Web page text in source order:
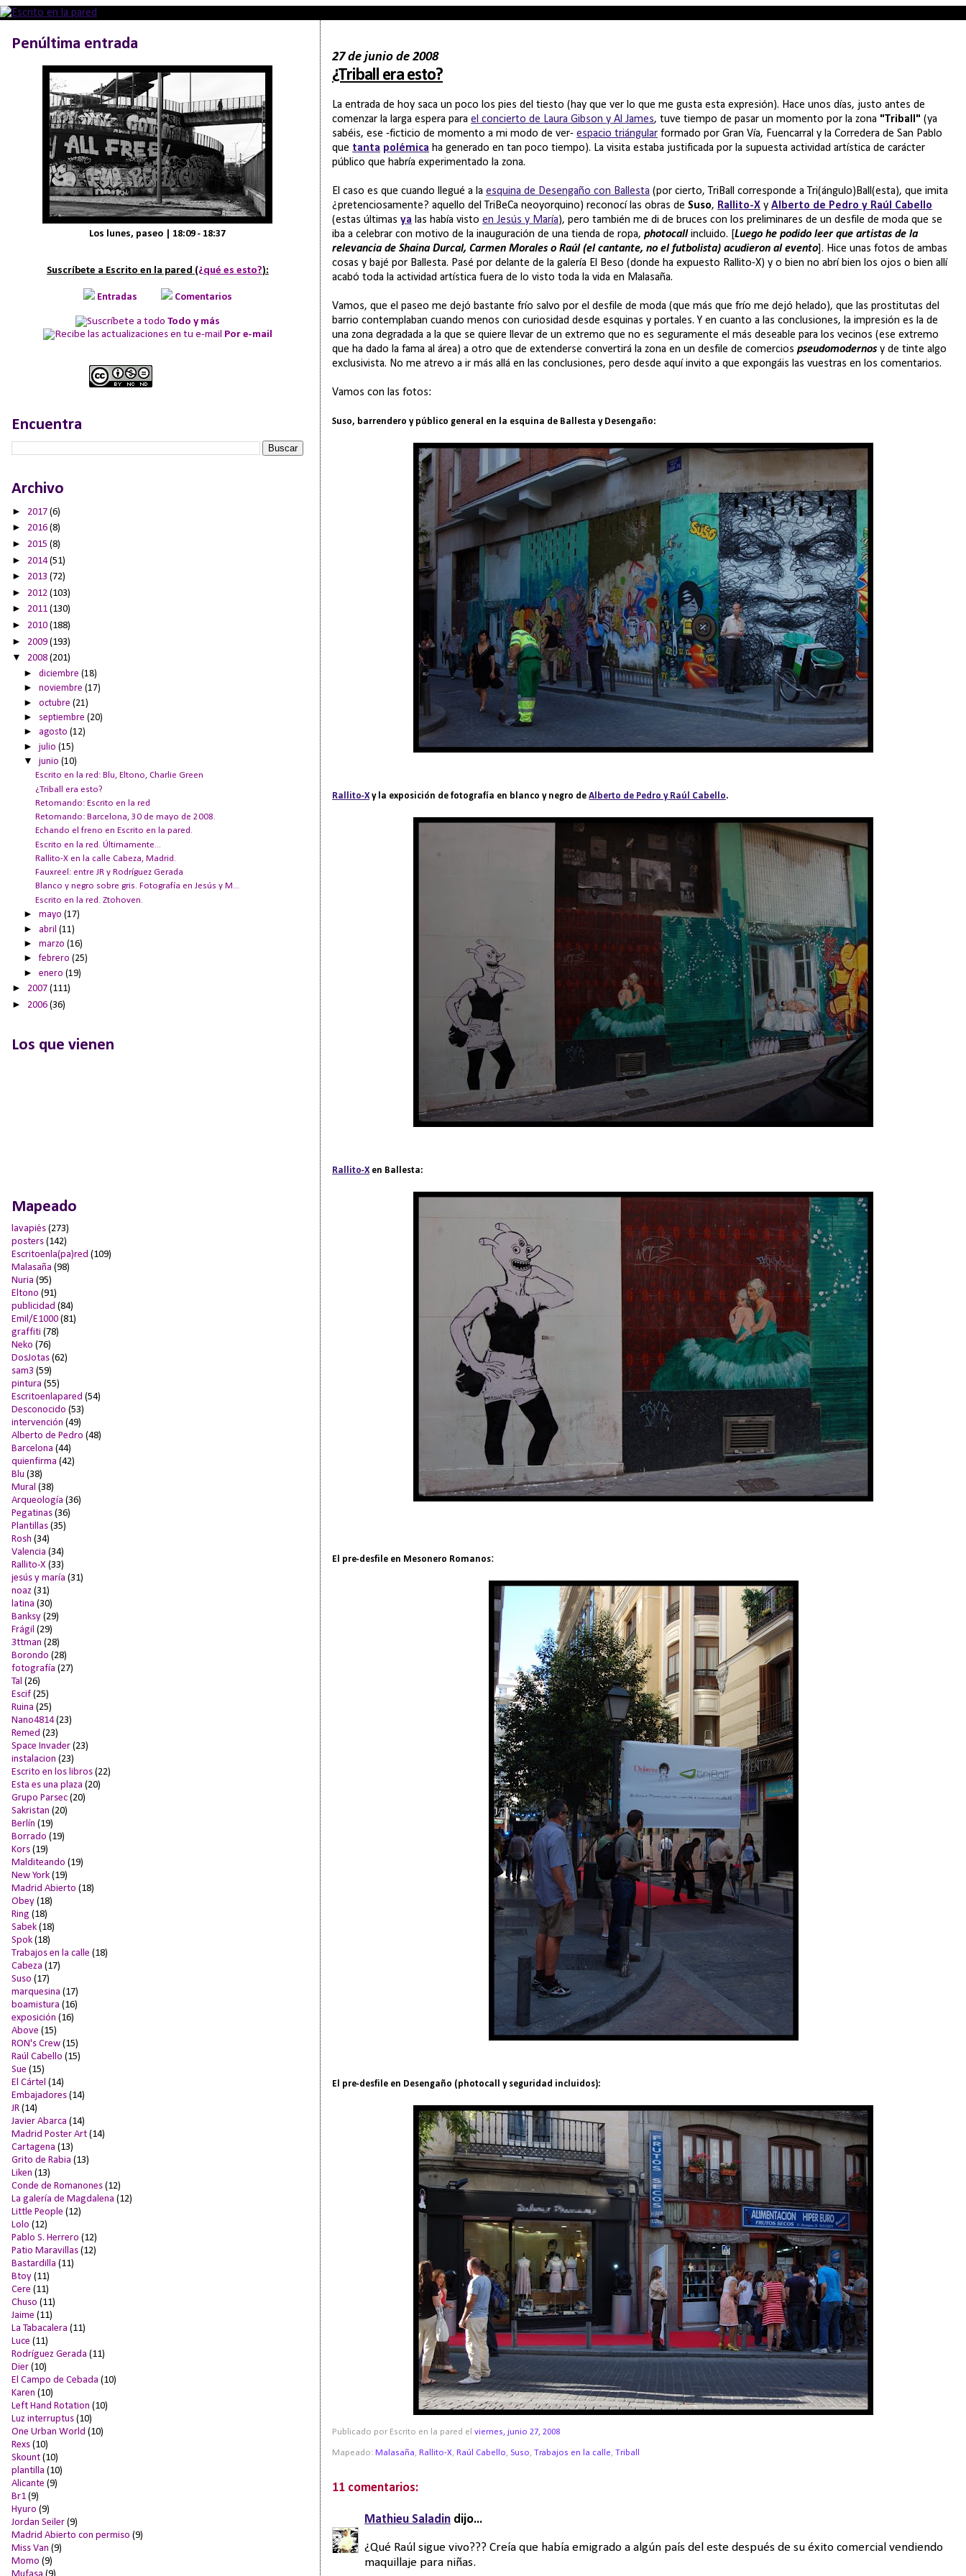
27 de junio de 2008
¿Triball era esto?
La entrada de hoy saca un poco los pies del tiesto (hay que ver lo que me gusta esta expresión). Hace unos días, justo antes de
comenzar la larga espera parael concierto de Laura Gibson y Al James, tuve tiempo de pasar un momento por la zona "Triball" (ya
sabéis, ese -ficticio de momento a mi modo de ver-espacio triángular formado por Gran Vía, Fuencarral y la Corredera de San Pablo
que tanta polémica ha generado en tan poco tiempo). La visita estaba justificada por la supuesta actividad artística de carácter
público que habría experimentado la zona.
El caso es que cuando llegué a laesquina de Desengaño con Ballesta (por cierto, TriBall corresponde a Tri(ángulo)Ball(esta), que imita
¿pretenciosamente? aquello del TriBeCa neoyorquino) reconocí las obras deSuso, Rallito-X yAlberto de Pedro y Raúl Cabello
(estas últimasya las había vistoen Jesús y María), pero también me di de bruces con los preliminares de un desfile de moda que se
iba a celebrar con motivo de la inauguración de una tienda de ropa,photocallincluido. [Luego he podido leer que artistas de la
relevancia de Shaina Durcal, Carmen Morales o Raúl (el cantante, no el futbolista) acudieron al evento]. Hice unas fotos de ambas
cosas y bajé por Ballesta. Pasé por delante de la galería El Beso (donde ha expuesto Rallito-X) y o bien no abrí bien los ojos o bien allí
acabó toda la actividad artística fuera de lo visto toda la vida en Malasaña.
Vamos, que el paseo me dejó bastante frío salvo por el desfile de moda (que más que frío me dejó helado), que las prostitutas del
barrio contemplaban cuando menos con curiosidad desde esquinas y portales. Y en cuanto a las conclusiones, la impresión es la de
una zona degradada a la que se quiere llevar de un extremo que no es seguramente el más deseable para los vecinos (ese extremo
que ha dado la fama al área) a otro que de extenderse convertirá la zona en un desfile de comerciospseudomodernos y de tinte algo
exclusivista. No me atrevo a ir más allá en las conclusiones, pero desde aquí invito a que expongáis las vuestras en los comentarios.
Vamos con las fotos:
Suso, barrendero y público general en la esquina de Ballesta y Desengaño:
Rallito-X y la exposición de fotografía en blanco y negro deAlberto de Pedro y Raúl Cabello.
Rallito-X en Ballesta:
El pre-desfile en Mesonero Romanos:
El pre-desfile en Desengaño (photocall y seguridad incluidos):
Publicado por Escrito en la pared elviernes, junio 27, 2008
Mapeado:Malasaña,Rallito-X,Raúl Cabello,Suso,Trabajos en la calle,Triball
11 comentarios:
Mathieu Saladin dijo...
¿Qué Raúl sigue vivo??? Creía que había emigrado a algún país del este después de su éxito comercial vendiendo
maquillaje para niñas.
Penúltima entrada
Los lunes, paseo | 18:09 - 18:37
Suscríbete a Escrito en la pared (¿qué es esto?):
Entradas Comentarios
Todo y más
Por e-mail
Encuentra
Archivo
► 2017 (6)
► 2016 (8)
► 2015 (8)
► 2014(51)
► 2013 (72)
► 2012 (103)
► 2011 (130)
► 2010 (188)
► 2009 (193)
▼ 2008 (201)
►diciembre(18)
►noviembre(17)
►octubre(21)
► septiembre(20)
► agosto(12)
►julio(15)
▼junio(10)
Escrito en la red: Blu, Eltono, Charlie Green
¿Triball era esto?
Retomando: Escrito en la red
Retomando: Barcelona, 30 de mayo de 2008.
Echando el freno en Escrito en la pared.
Escrito en la red. Últimamente...
Rallito-X en la calle Cabeza, Madrid.
Fauxreel: entre JR y Rodríguez Gerada
Blanco y negro sobre gris. Fotografía en Jesús y M...
Escrito en la red. Ztohoven.
►mayo(17)
► abril(11)
►marzo(16)
►febrero(25)
►enero(19)
► 2007 (111)
► 2006 (36)
Los que vienen
Mapeado
lavapiés (273)
posters (142)
Escritoenla(pa)red (109)
Malasaña (98)
Nuria (95)
Eltono (91)
publicidad (84)
Emil/E1000 (81)
graffiti (78)
Neko (76)
DosJotas (62)
sam3 (59)
pintura (55)
Escritoenlapared (54)
Desconocido (53)
intervención (49)
Alberto de Pedro (48)
Barcelona (44)
quienfirma (42)
Blu (38)
Mural (38)
Arqueología (36)
Pegatinas (36)
Plantillas (35)
Rosh (34)
Valencia (34)
Rallito-X (33)
jesús y maría (31)
noaz (31)
latina (30)
Banksy (29)
Frágil (29)
3ttman (28)
Borondo (28)
fotografía (27)
Tal (26)
Escif (25)
Ruina (25)
Nano4814 (23)
Remed (23)
Space Invader (23)
instalacion (23)
Escrito en los libros (22)
Esta es una plaza (20)
Grupo Parsec (20)
Sakristan (20)
Berlín (19)
Borrado (19)
Kors (19)
Malditeando (19)
New York (19)
Madrid Abierto (18)
Obey (18)
Ring (18)
Sabek (18)
Spok (18)
Trabajos en la calle (18)
Cabeza (17)
Suso (17)
marquesina (17)
boamistura (16)
exposición (16)
Above (15)
RON's Crew (15)
Raúl Cabello (15)
Sue (15)
El Cártel (14)
Embajadores (14)
JR (14)
Javier Abarca (14)
Madrid Poster Art (14)
Cartagena (13)
Grito de Rabia (13)
Liken (13)
Conde de Romanones (12)
La galería de Magdalena (12)
Little People (12)
Lolo (12)
Pablo S. Herrero (12)
Patio Maravillas (12)
Bastardilla (11)
Btoy (11)
Cere (11)
Chuso (11)
Jaime (11)
La Tabacalera (11)
Luce (11)
Rodríguez Gerada (11)
Dier (10)
El Campo de Cebada (10)
Karen (10)
Left Hand Rotation (10)
Luz interruptus (10)
One Urban World (10)
Rexs (10)
Skount (10)
plantilla (10)
Alicante (9)
Br1 (9)
Hyuro (9)
Jordan Seiler (9)
Madrid Abierto con permiso (9)
Miss Van (9)
Momo (9)